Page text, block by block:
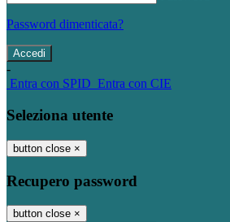
Password dimenticata?
-
Entra con SPID Entra con CIE
Seleziona utente
button close ×
Recupero password
button close ×